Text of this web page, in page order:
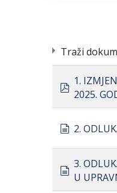
Traži
pdf
1.
2025.
document
2.
document
3.
U